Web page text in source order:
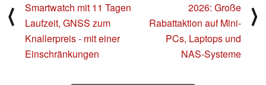
⟨
Smartwatch mit 11 Tagen
Laufzeit, GNSS zum
Knallerpreis - mit einer
Einschränkungen
2026: Große
Rabattaktion auf Mini-
PCs, Laptops und
NAS-Systeme
⟩